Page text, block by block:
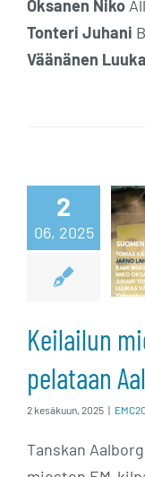
Oksanen Niko
Tonteri Juhani
Väänänen
2
06, 2025
Keilailun
pelataan
2 kesäkuun, 2025 |
Tanskan